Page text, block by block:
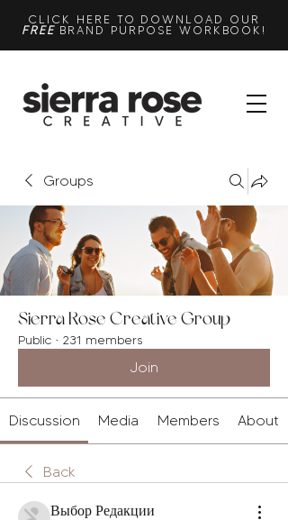
CLICK HERE TO DOWNLOAD OUR
FREEBRAND PURPOSE WORKBOOK!
Groups
Sierra Rose Creative Group
Public · 231 members
Join
Discussion Media Members About
Back
Выбор Редакции